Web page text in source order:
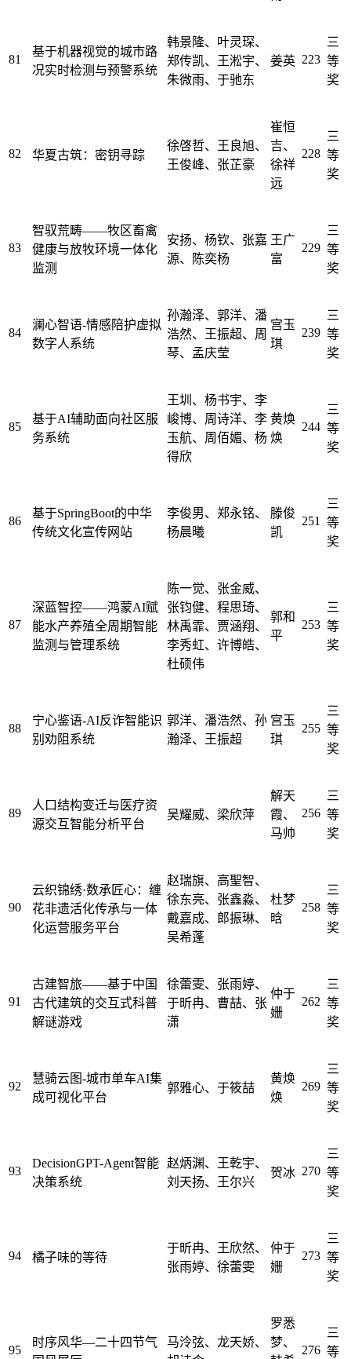
81
基于机器视觉的城市路
况实时检测与预警系统
韩景隆、叶灵琛、
郑传凯、王淞宇、
朱微雨、于驰东
姜英 223
三
等
奖
82 华夏古筑：密钥寻踪
徐啓哲、王良旭、
王俊峰、张芷豪
崔恒
吉、
徐祥
远
228
三
等
奖
83
智驭荒畴——牧区畜禽
健康与放牧环境一体化
监测
安扬、杨钦、张嘉
源、陈奕杨
王广
富
229
三
等
奖
84
澜心智语-情感陪护虚拟
数字人系统
孙瀚泽、郭洋、潘
浩然、王振超、周
琴、孟庆莹
宫玉
琪
239
三
等
奖
85
基于AI辅助面向社区服
务系统
王圳、杨书宇、李
峻博、周诗洋、李
玉航、周佰媚、杨
得欣
黄焕
焕
244
三
等
奖
86
基于SpringBoot的中华
传统文化宣传网站
李俊男、郑永铭、
杨晨曦
滕俊
凯
251
三
等
奖
87
深蓝智控——鸿蒙AI赋
能水产养殖全周期智能
监测与管理系统
陈一觉、张金威、
张钧健、程思琦、
林禹霏、贾涵翔、
李秀虹、许博皓、
杜硕伟
郭和
平
253
三
等
奖
88
宁心鉴语-AI反诈智能识
别劝阻系统
郭洋、潘浩然、孙
瀚泽、王振超
宫玉
琪
255
三
等
奖
89
人口结构变迁与医疗资
源交互智能分析平台
吴耀威、梁欣萍
解天
霞、
马帅
256
三
等
奖
90
云织锦绣·数承匠心：缠
花非遗活化传承与一体
化运营服务平台
赵瑞旗、高聖智、
徐东亮、张鑫淼、
戴嘉成、郎振琳、
吴希蓬
杜梦
晗
258
三
等
奖
91
古建智旅——基于中国
古代建筑的交互式科普
解谜游戏
徐蕾雯、张雨婷、
于昕冉、曹喆、张
潇
仲于
姗
262
三
等
奖
92
慧骑云图-城市单车AI集
成可视化平台
郭雅心、于筱喆
黄焕
焕
269
三
等
奖
93
DecisionGPT-Agent智能
决策系统
赵炳渊、王乾宇、
刘天扬、王尔兴
贺冰 270
三
等
奖
94 橘子味的等待
于昕冉、王欣然、
张雨婷、徐蕾雯
仲于
姗
273
三
等
奖
95
时序风华—二十四节气
马泠弦、龙天娇、
罗悉
梦、
276
三
等